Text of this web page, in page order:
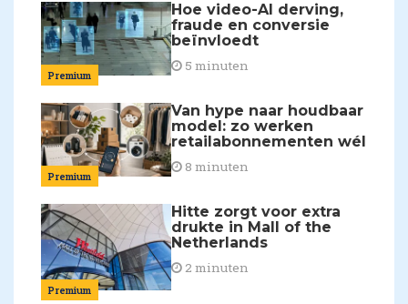
Premium
Hoe video-AI derving,
fraude en conversie
beïnvloedt
5 minuten
Premium
Van hype naar houdbaar
model: zo werken
retailabonnementen wél
8 minuten
Premium
Hitte zorgt voor extra
drukte in Mall of the
Netherlands
2 minuten